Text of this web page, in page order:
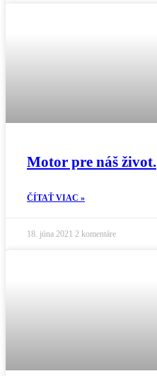
Motor pre náš život.
ČÍTAŤ VIAC »
18. júna 2021 2 komentáre